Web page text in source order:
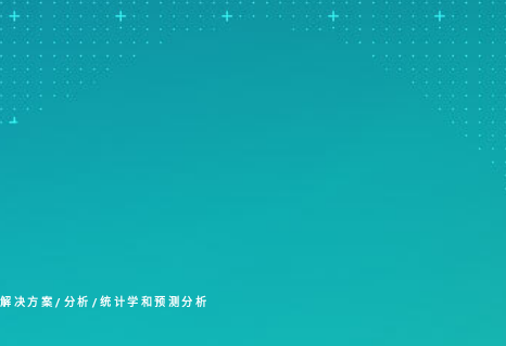
解决方案 分析 统计学和预测分析